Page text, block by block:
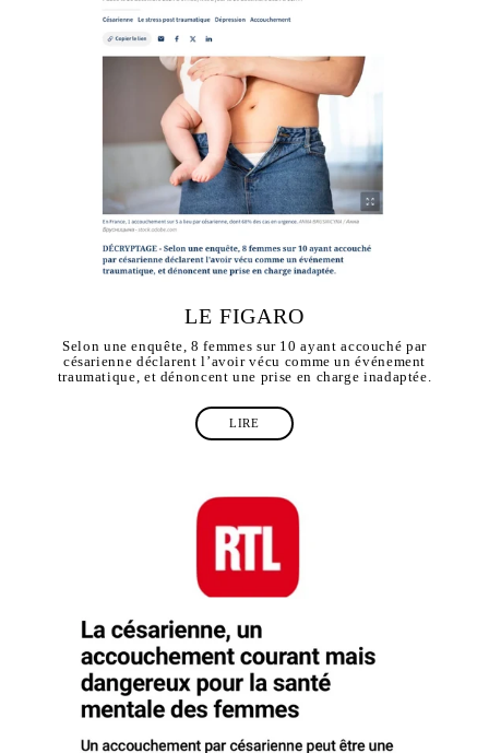
LE FIGARO
Selon une enquête, 8 femmes sur 10 ayant accouché par
césarienne déclarent l’avoir vécu comme un événement
traumatique, et dénoncent une prise en charge inadaptée.
LIRE